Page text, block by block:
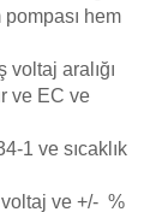
hem
aralığı
ve EC ve
1 ve sıcaklık
ve +/- %